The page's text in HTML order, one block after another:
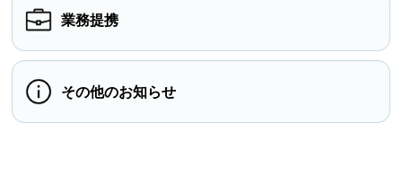
業務提携
その他のお知らせ